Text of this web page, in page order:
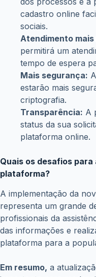
de dispositivos
Integração com
integrado com
Sistema de
Sociais (CNIS),
Novas
com novas
realizar o cadastro
solicitação de
Impacto da
Bolsa Família
A atualização do
na concessão do Bolsa
benefício será mais ágil
cadastradas no
bases de dados,
as famílias que têm
plataforma permitirá a
beneficiário seja